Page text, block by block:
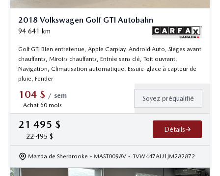
2018 Volkswagen Golf GTI Autobahn
94 641 km
Golf GTI Bien entretenue, Apple Carplay, Android Auto, Sièges avant
chauffants, Miroirs chauffants, Entrée sans clé, Toit ouvrant,
Navigation, Climatisation automatique, Essuie-glace à capteur de
pluie, Fender
104 $ / sem
Achat 60 mois
Soyez préqualifié
21 495 $
22 495$
Détails
Mazda de Sherbrooke - MAST0098V - 3VW447AU1JM282872